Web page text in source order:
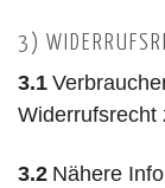
3)
3.1
Widerrufsrecht
3.2 Nähere